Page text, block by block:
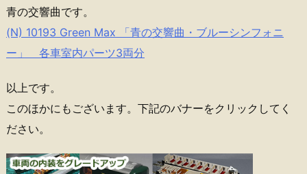
青の交響曲です。
(N) 10193 Green Max 「青の交響曲・ブルーシンフォニ
ー」 各車室内パーツ3両分
以上です。
このほかにもございます。下記のバナーをクリックしてく
ださい。